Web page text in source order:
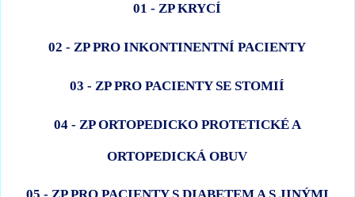
01 - ZP KRYCÍ
02 - ZP PRO INKONTINENTNÍ PACIENTY
03 - ZP PRO PACIENTY SE STOMIÍ
04 - ZP ORTOPEDICKO PROTETICKÉ A
ORTOPEDICKÁ OBUV